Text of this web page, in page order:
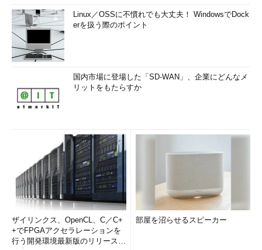
Linux／OSSに不慣れでも大丈夫！ WindowsでDock
erを扱う際のポイント
国内市場に登場した「SD-WAN」、企業にどんなメ
リットをもたらすか
ザイリンクス、OpenCL、C／C+
+でFPGAアクセラレーションを
行う開発環境最新版のリリースを
部屋を沼らせるスピーカー